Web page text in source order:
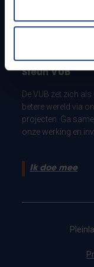
Steun VUB
De VUB zet zich
betere wereld via
projecten. Ga
onze werking en
Ik doe mee